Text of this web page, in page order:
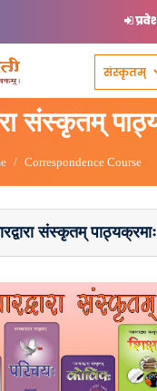
संस्कृतम्
Correspondence Course
संस्कृतम् पाठ्यक्रमाः